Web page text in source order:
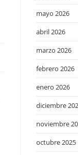
mayo 2026
abril 2026
marzo 2026
febrero 2026
enero 2026
diciembre
noviembre
octubre 2025